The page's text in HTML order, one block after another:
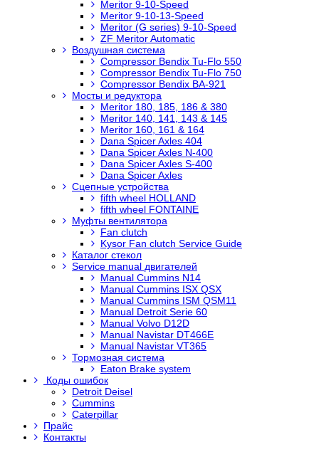
Meritor 9-10-Speed
Meritor 9-10-13-Speed
Meritor (G series) 9-10-Speed
ZF Meritor Automatic
Воздушная система
Compressor Bendix Tu-Flo 550
Compressor Bendix Tu-Flo 750
Compressor Bendix BA-921
Мосты и редуктора
Meritor 180, 185, 186 & 380
Meritor 140, 141, 143 & 145
Meritor 160, 161 & 164
Dana Spicer Axles 404
Dana Spicer Axles N-400
Dana Spicer Axles S-400
Dana Spicer Axles
Сцепные устройства
fifth wheel HOLLAND
fifth wheel FONTAINE
Муфты вентилятора
Fan clutch
Kysor Fan clutch Service Guide
Каталог стекол
Service manual двигателей
Manual Cummins N14
Manual Cummins ISX QSX
Manual Cummins ISM QSM11
Manual Detroit Serie 60
Manual Volvo D12D
Manual Navistar DT466E
Manual Navistar VT365
Тормозная система
Eaton Brake system
Коды ошибок
Detroit Deisel
Cummins
Caterpillar
Прайс
Контакты